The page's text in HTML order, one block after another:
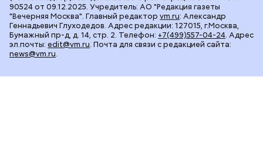
90524 от 09.12.2025. Учредитель: АО "Редакция газеты
"Вечерняя Москва". Главный редактор vm.ru: Александр
Геннадьевич Глуходедов. Адрес редакции: 127015, г.Москва,
Бумажный пр-д, д. 14, стр. 2. Телефон: +7(499)557-04-24. Адрес
эл.почты: edit@vm.ru. Почта для связи с редакцией сайта:
news@vm.ru.